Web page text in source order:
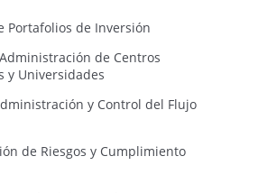
Portafolios de Inversión
de Centros
y Universidades
y Control del Flujo
de Riesgos y Cumplimiento